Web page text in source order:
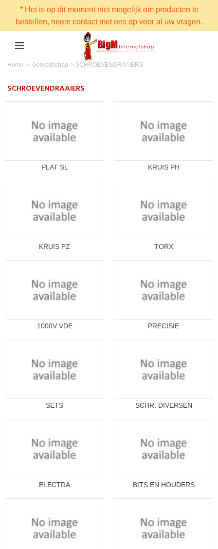
* Het is op dit moment niet mogelijk om producten te
bestellen, neem contact met ons op voor al uw vragen.
Home > Gereedschap > SCHROEVENDRAAIERS
SCHROEVENDRAAIERS
PLAT SL KRUIS PH
KRUIS PZ TORX
1000V VDE PRECISIE
SETS SCHR. DIVERSEN
ELECTRA BITS EN HOUDERS